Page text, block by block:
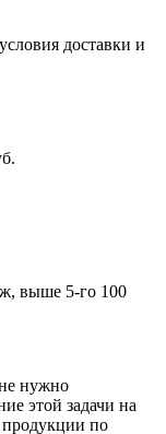
доставки и
выше 5-го 100
нужно
этой задачи на
продукции по